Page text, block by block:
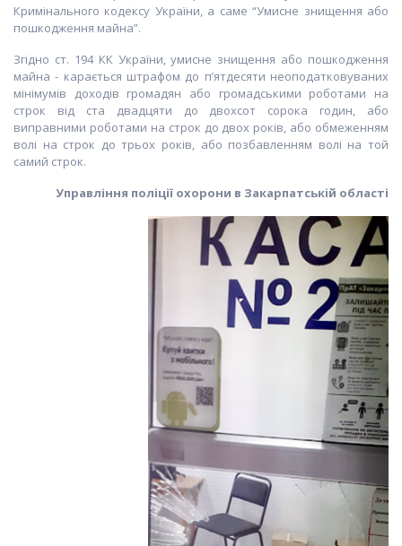
Кримінального кодексу України, а саме “Умисне знищення або
пошкодження майна”.
Згідно ст. 194 КК України, умисне знищення або пошкодження
майна - карається штрафом до п’ятдесяти неоподатковуваних
мінімумів доходів громадян або громадськими роботами на
строк від ста двадцяти до двохсот сорока годин, або
виправними роботами на строк до двох років, або обмеженням
волі на строк до трьох років, або позбавленням волі на той
самий строк.
Управління поліції охорони в Закарпатській області